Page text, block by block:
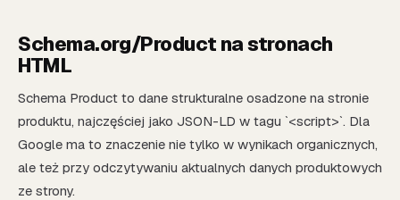
Schema.org/Product na stronach
HTML
Schema Product to dane strukturalne osadzone na stronie
produktu, najczęściej jako JSON-LD w tagu `<script>`. Dla
Google ma to znaczenie nie tylko w wynikach organicznych,
ale też przy odczytywaniu aktualnych danych produktowych
ze strony.